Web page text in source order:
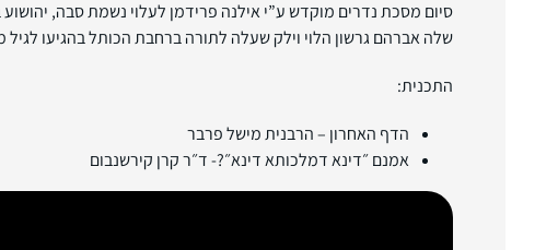
סיום מסכת נדרים מוקדש ע”י אילנה פרידמן לעלוי נשמת סבה,
שלה אברהם גרשון הלוי וילק שעלה לתורה ברחבת הכותל בהגיעו לגיל
התכנית:
הדף האחרון – הרבנית מישל פרבר
אמנם ״דינא דמלכותא דינא״?- ד״ר קרן קירשנבום